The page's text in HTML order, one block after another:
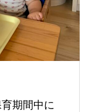
期間中に